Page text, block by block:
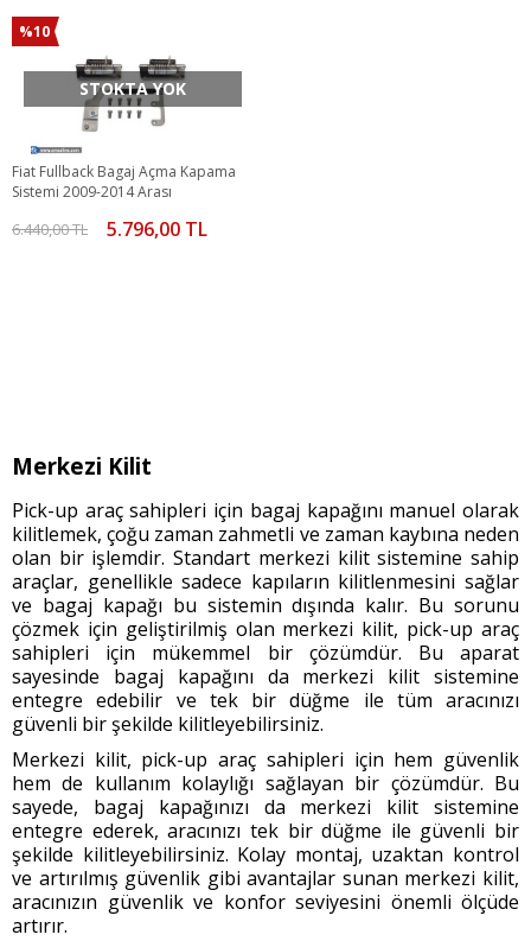
%10
STOKTA YOK
Fiat Fullback Bagaj Açma Kapama
Sistemi 2009-2014 Arası
6.440,00 TL 5.796,00 TL
Merkezi Kilit
Pick-up araç sahipleri için bagaj kapağını manuel olarak
kilitlemek, çoğu zaman zahmetli ve zaman kaybına neden
olan bir işlemdir. Standart merkezi kilit sistemine sahip
araçlar, genellikle sadece kapıların kilitlenmesini sağlar
ve bagaj kapağı bu sistemin dışında kalır. Bu sorunu
çözmek için geliştirilmiş olan merkezi kilit, pick-up araç
sahipleri için mükemmel bir çözümdür. Bu aparat
sayesinde bagaj kapağını da merkezi kilit sistemine
entegre edebilir ve tek bir düğme ile tüm aracınızı
güvenli bir şekilde kilitleyebilirsiniz.
Merkezi kilit, pick-up araç sahipleri için hem güvenlik
hem de kullanım kolaylığı sağlayan bir çözümdür. Bu
sayede, bagaj kapağınızı da merkezi kilit sistemine
entegre ederek, aracınızı tek bir düğme ile güvenli bir
şekilde kilitleyebilirsiniz. Kolay montaj, uzaktan kontrol
ve artırılmış güvenlik gibi avantajlar sunan merkezi kilit,
aracınızın güvenlik ve konfor seviyesini önemli ölçüde
artırır.